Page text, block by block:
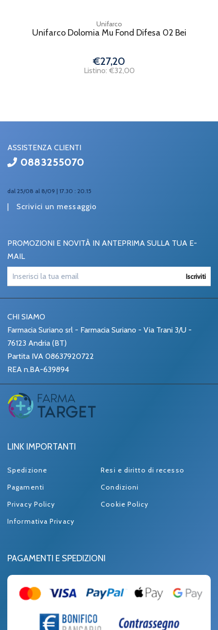
Unifarco
Unifarco Dolomia Mu Fond Difesa 02 Bei
€27,20
Listino: €32,00
ASSISTENZA CLIENTI
0883255070
dal 25/08 al 8/09 | 17.30 : 20.15
| Scrivici un messaggio
PROMOZIONI E NOVITÀ IN ANTEPRIMA SULLA TUA E-
MAIL
Iscriviti
CHI SIAMO
Farmacia Suriano srl - Farmacia Suriano - Via Trani 3/U -
76123 Andria (BT)
Partita IVA 08637920722
REA n.BA-639894
LINK IMPORTANTI
Spedizione
Resi e diritto di recesso
Pagamenti
Condizioni
Privacy Policy
Cookie Policy
Informativa Privacy
PAGAMENTI E SPEDIZIONI